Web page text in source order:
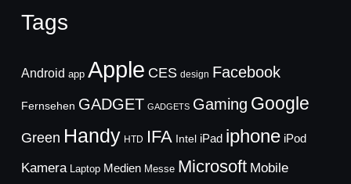
Tags
Android app Apple CES design Facebook
Fernsehen GADGET GADGETS Gaming Google
Green Handy HTD IFA Intel iPad iphone iPod
Kamera Laptop Medien Messe Microsoft Mobile